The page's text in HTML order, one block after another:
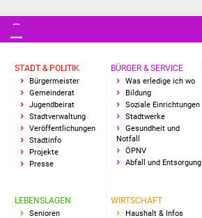
STADT & POLITIK
Bürgermeister
Gemeinderat
Jugendbeirat
Stadtverwaltung
Veröffentlichungen
Stadtinfo
Projekte
Presse
BÜRGER & SERVICE
Was erledige ich wo
Bildung
Soziale Einrichtungen
Stadtwerke
Gesundheit und
Notfall
ÖPNV
Abfall und Entsorgung
LEBENSLAGEN
Senioren
WIRTSCHAFT
Haushalt & Infos